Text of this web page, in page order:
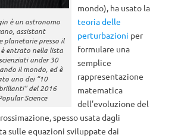
è un astronomo
assistant
planetarie presso il
entrato nella lista
under 30
il mondo, ed è
uno dei “10
del 2016
Science
mondo), ha usato la
teoria delle
perturbazioni per
formulare una
semplice
rappresentazione
matematica
dell’evoluzione del
spesso usata dagli
sulle equazioni sviluppate dai